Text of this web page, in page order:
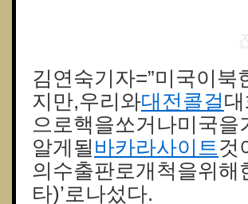
김연숙기자=”미국이
지만,우리와대전콜걸
으로핵을쏘거나미국
알게될 바카라사이트것
의수출판로개척을위해
타)’로나섰다.